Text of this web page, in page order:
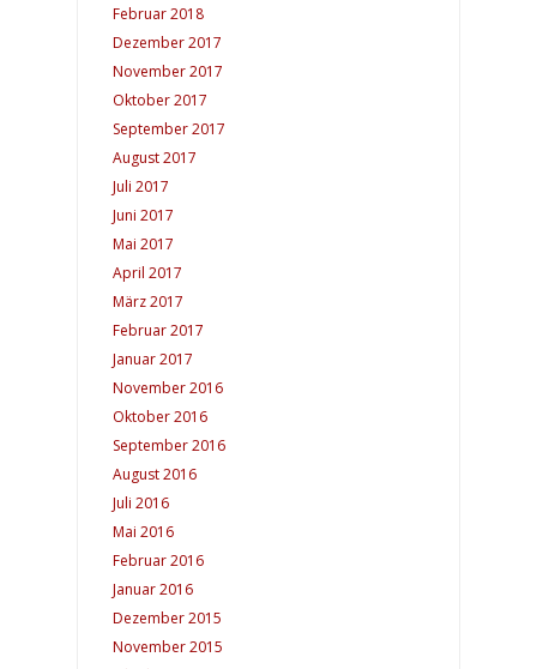
Februar 2018
Dezember 2017
November 2017
Oktober 2017
September 2017
August 2017
Juli 2017
Juni 2017
Mai 2017
April 2017
März 2017
Februar 2017
Januar 2017
November 2016
Oktober 2016
September 2016
August 2016
Juli 2016
Mai 2016
Februar 2016
Januar 2016
Dezember 2015
November 2015